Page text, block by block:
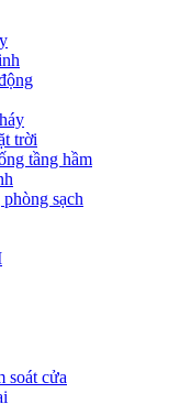
trời
tầng hầm
sạch
soát cửa